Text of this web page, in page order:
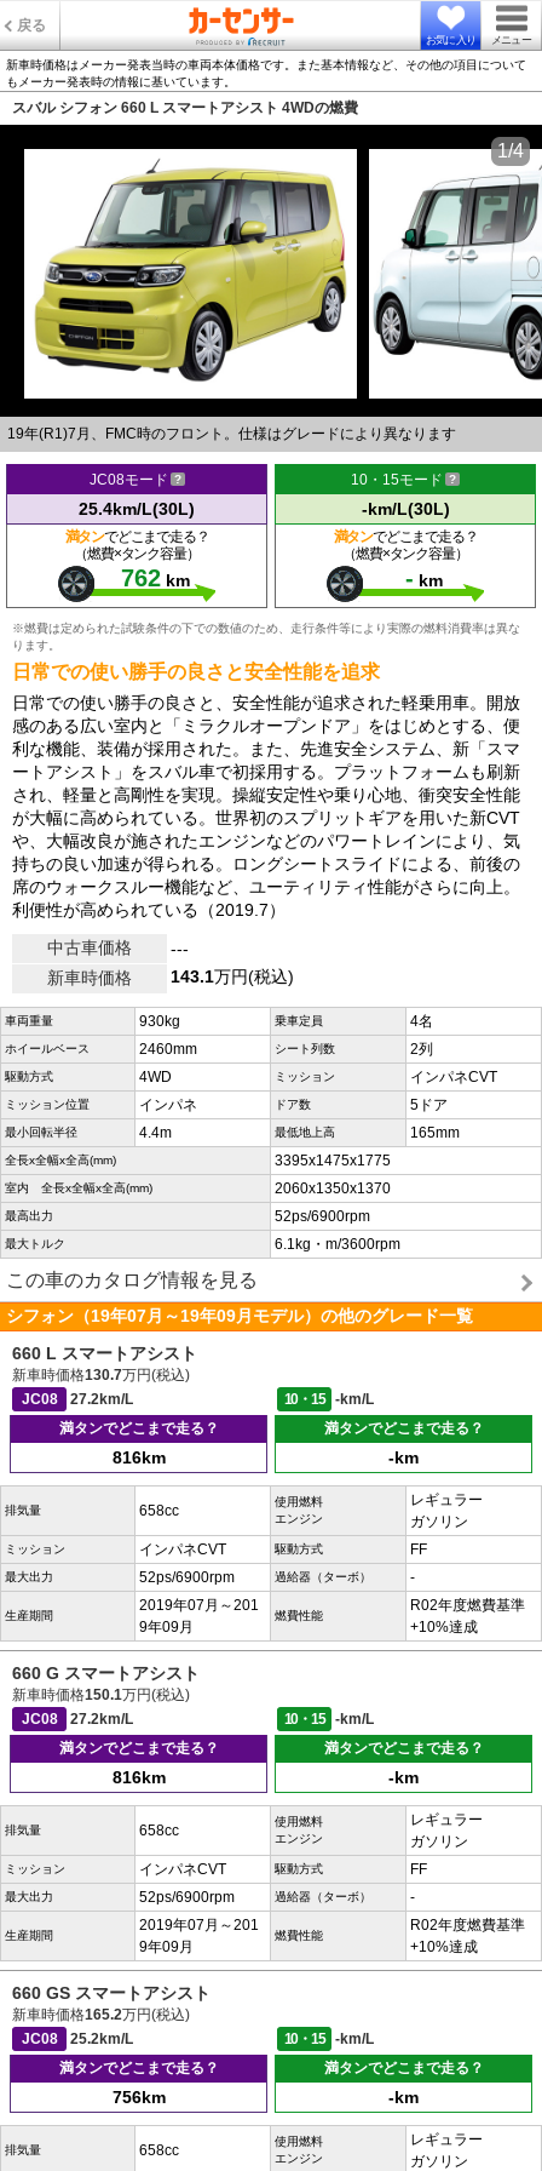
戻る
お気に入り メニュー
新車時価格はメーカー発表当時の車両本体価格です。また基本情報など、その他の項目について
もメーカー発表時の情報に基いています。
スバル シフォン 660 L スマートアシスト 4WDの燃費
19年(R1)7月、FMC時のフロント。仕様はグレードにより異なります
1/4
JC08モード
25.4km/L(30L)
満タンでどこまで走る？
（燃費×タンク容量）
762 km
10・15モード
-km/L(30L)
満タンでどこまで走る？
（燃費×タンク容量）
- km
※燃費は定められた試験条件の下での数値のため、走行条件等により実際の燃料消費率は異な
ります。
日常での使い勝手の良さと安全性能を追求
日常での使い勝手の良さと、安全性能が追求された軽乗用車。開放
感のある広い室内と「ミラクルオープンドア」をはじめとする、便
利な機能、装備が採用された。また、先進安全システム、新「スマ
ートアシスト」をスバル車で初採用する。プラットフォームも刷新
され、軽量と高剛性を実現。操縦安定性や乗り心地、衝突安全性能
が大幅に高められている。世界初のスプリットギアを用いた新CVT
や、大幅改良が施されたエンジンなどのパワートレインにより、気
持ちの良い加速が得られる。ロングシートスライドによる、前後の
席のウォークスルー機能など、ユーティリティ性能がさらに向上。
利便性が高められている（2019.7）
中古車価格
---
新車時価格
143.1万円(税込)
車両重量 930kg 乗車定員 4名
ホイールベース 2460mm シート列数 2列
駆動方式 4WD ミッション インパネCVT
ミッション位置 インパネ ドア数 5ドア
最小回転半径 4.4m 最低地上高 165mm
全長x全幅x全高(mm) 3395x1475x1775
室内 全長x全幅x全高(mm) 2060x1350x1370
最高出力 52ps/6900rpm
最大トルク 6.1kg・m/3600rpm
この車のカタログ情報を見る
シフォン（19年07月～19年09月モデル）の他のグレード一覧
660 L スマートアシスト
新車時価格130.7万円(税込)
JC08
27.2km/L 10・15
-km/L
満タンでどこまで走る？
816km
満タンでどこまで走る？
-km
排気量 658cc
使用燃料
エンジン
レギュラー
ガソリン
ミッション インパネCVT 駆動方式 FF
最大出力 52ps/6900rpm 過給器（ターボ） -
生産期間
2019年07月～201
9年09月
燃費性能
R02年度燃費基準
+10%達成
660 G スマートアシスト
新車時価格150.1万円(税込)
JC08
27.2km/L 10・15
-km/L
満タンでどこまで走る？
816km
満タンでどこまで走る？
-km
排気量 658cc
使用燃料
エンジン
レギュラー
ガソリン
ミッション インパネCVT 駆動方式 FF
最大出力 52ps/6900rpm 過給器（ターボ） -
生産期間
2019年07月～201
9年09月
燃費性能
R02年度燃費基準
+10%達成
660 GS スマートアシスト
新車時価格165.2万円(税込)
JC08
25.2km/L 10・15
-km/L
満タンでどこまで走る？
756km
満タンでどこまで走る？
-km
排気量 658cc
使用燃料
エンジン
レギュラー
ガソリン